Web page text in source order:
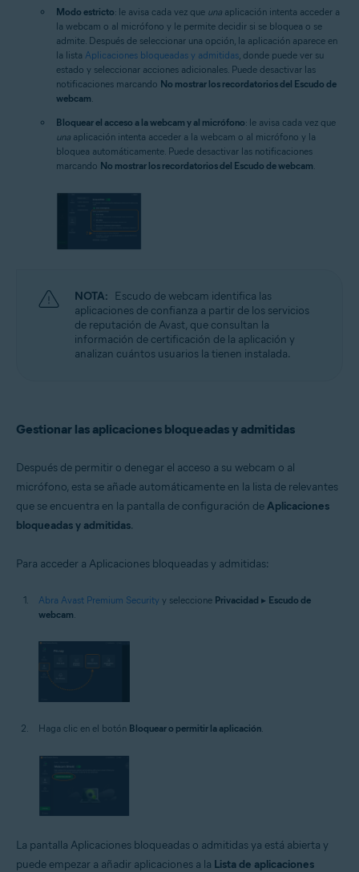
Modo estricto: le avisa cada vez que una aplicación intenta acceder a
la webcam o al micrófono y le permite decidir si se bloquea o se
admite. Después de seleccionar una opción, la aplicación aparece en
la lista Aplicaciones bloqueadas y admitidas , donde puede ver su
estado y seleccionar acciones adicionales. Puede desactivar las
notificaciones marcando No mostrar los recordatorios del Escudo de
webcam
Bloquear el acceso a la webcam y al micrófono: le avisa cada vez que
una aplicación intenta acceder a la webcam o al micrófono y la
bloquea automáticamente. Puede desactivar las notificaciones
marcando No mostrar los recordatorios del Escudo de webcam
NOTA: Escudo de webcam identifica las
aplicaciones de confianza a partir de los servicios
de reputación de Avast, que consultan la
información de certificación de la aplicación y
analizan cuántos usuarios la tienen instalada.
Gestionar las aplicaciones bloqueadas y admitidas
Después de permitir o denegar el acceso a su webcam o al
micrófono, esta se añade automáticamente en la lista de relevantes
que se encuentra en la pantalla de configuración deAplicaciones
bloqueadas y admitidas.
Para acceder a Aplicaciones bloqueadas y admitidas:
Abra Avast Premium Security y seleccione Privacidad ▸ Escudo de
webcam
Haga clic en el botón Bloquear o permitir la aplicación
La pantalla Aplicaciones bloqueadas o admitidas ya está abierta y
puede empezar a añadir aplicaciones a la Lista de aplicaciones